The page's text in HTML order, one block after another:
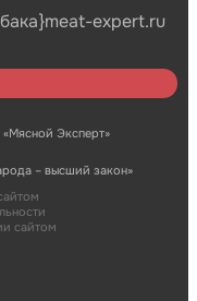
expert.ru
Эксперт»
– высший закон»
сайтом